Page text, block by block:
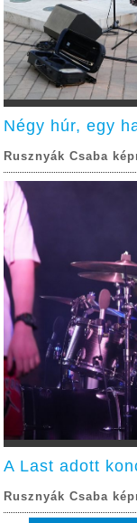
Négy húr, egy
Rusznyák Csaba
A Last adott
Rusznyák Csaba